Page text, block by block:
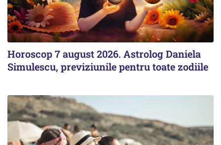
Horoscop 7 august 2026. Astrolog Daniela
Simulescu, previziunile pentru toate zodiile